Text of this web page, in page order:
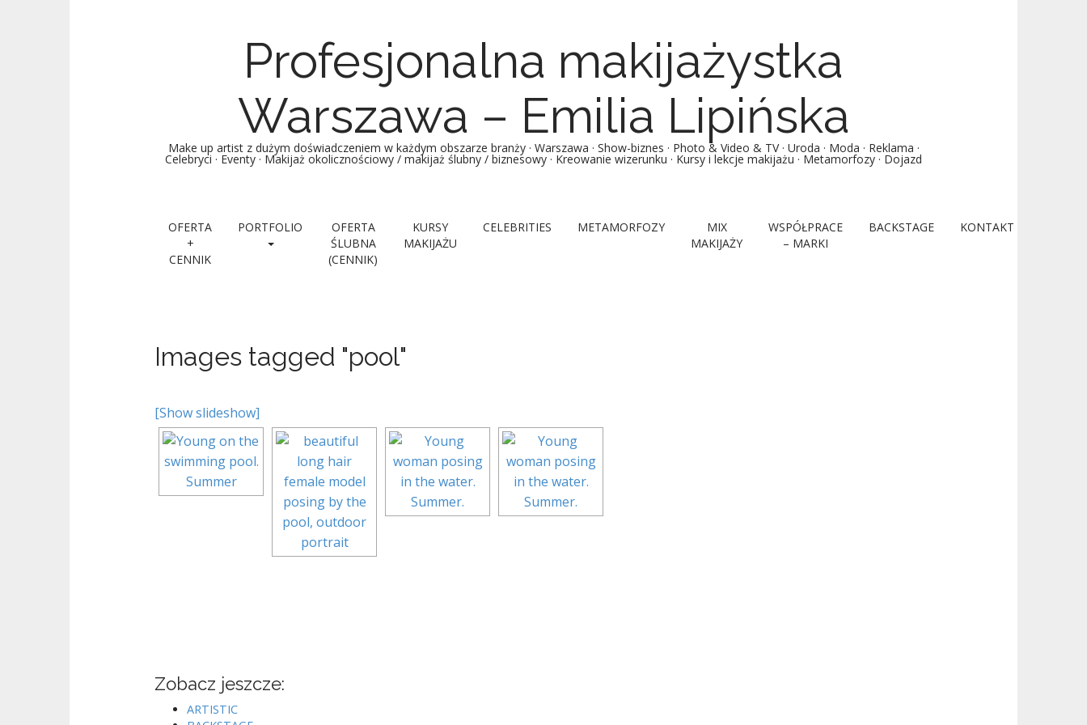
Profesjonalna makijażystka
Warszawa – Emilia Lipińska
Make up artist z dużym doświadczeniem w każdym obszarze branży · Warszawa · Show-biznes · Photo & Video & TV · Uroda · Moda · Reklama ·
Celebryci · Eventy · Makijaż okolicznościowy / makijaż ślubny / biznesowy · Kreowanie wizerunku · Kursy i lekcje makijażu · Metamorfozy · Dojazd
Main menu
Skip to content
OFERTA
+
CENNIK
PORTFOLIO
OFERTA
ŚLUBNA
(CENNIK)
KURSY
MAKIJAŻU
CELEBRITIES METAMORFOZY
MIX
MAKIJAŻY
WSPÓŁPRACE
– MARKI
BACKSTAGE KONTAKT
Images tagged "pool"
[Show slideshow]
Zobacz jeszcze:
ARTISTIC